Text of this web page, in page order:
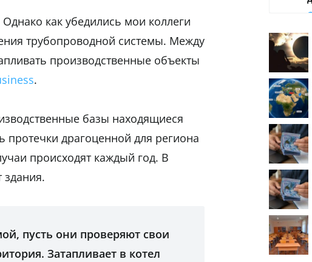
как убедились мои коллеги
трубопроводной системы. Между
производственные объекты
.
базы находящиеся
протечки драгоценной для региона
происходят каждый год. В
здания.
пусть они проверяют свои
Затапливает в котел